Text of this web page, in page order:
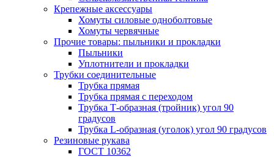
Крепежные аксессуары
Хомуты силовые одноболтовые
Хомуты червячные
Прочие товары: пыльники и прокладки
Пыльники
Уплотнители и прокладки
Трубки соединительные
Трубка прямая
Трубка прямая с переходом
Трубка Т-образная (тройник) угол 90
градусов
Трубка L-образная (уголок) угол 90 градусов
Резиновые рукава
ГОСТ 10362